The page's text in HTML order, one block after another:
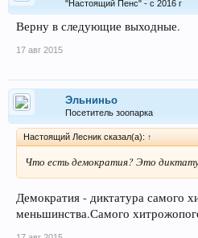
"Настоящий Пенс" - с 2016 г
Верну в следующие выходные.
17 авг 2015
Эльниньо
Посетитель зоопарка
Настоящий Лесник сказал(а): ↑
Что есть демократия? Это
Демократия - диктатура самого
меньшинства.Самого